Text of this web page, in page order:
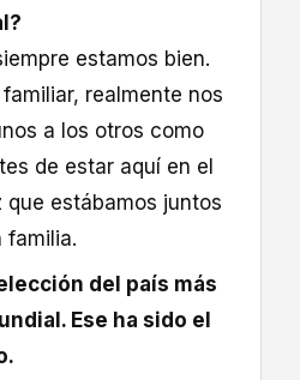
estamos bien.
realmente nos
a los otros como
de estar aquí en el
que estábamos juntos
familia.
del país más
Ese ha sido el